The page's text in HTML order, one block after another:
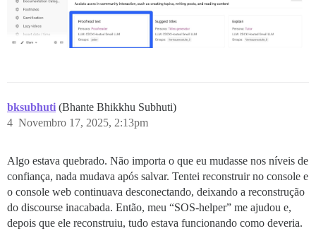
bksubhuti (Bhante Bhikkhu Subhuti)
Novembro 17, 2025, 2:13pm
4
Algo estava quebrado. Não importa o que eu mudasse nos níveis de
confiança, nada mudava após salvar. Tentei reconstruir no console e
o console web continuava desconectando, deixando a reconstrução
do discourse inacabada. Então, meu “SOS-helper” me ajudou e,
depois que ele reconstruiu, tudo estava funcionando como deveria.